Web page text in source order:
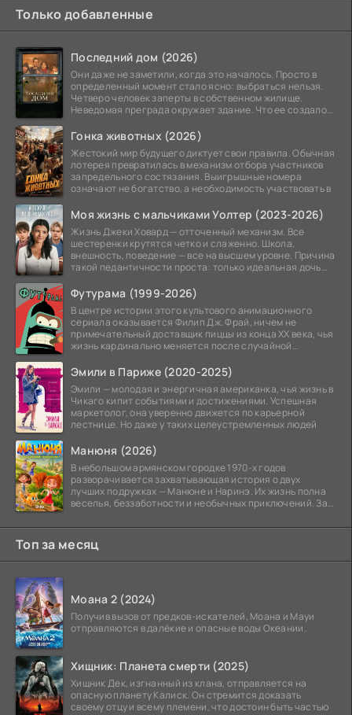
Только добавленные
Последний дом (2026)
Они даже не заметили, когда это началось. Просто в
определенный момент стало ясно: выбраться нельзя.
Четверо человек заперты в собственном жилище.
Неведомая преграда окружает здание. Что ее создало
Гонка животных (2026)
Жестокий мир будущего диктует свои правила. Обычная
лотерея превратилась в механизм отбора участников
запредельного состязания. Выигрышные номера
означают не богатство, а необходимость участвовать в
Моя жизнь с мальчиками Уолтер (2023-2026)
Жизнь Джеки Ховард — отточенный механизм. Все
шестеренки крутятся четко и слаженно. Школа,
внешность, поведение — все на высшем уровне. Причина
такой педантичности проста: только идеальная дочь
Футурама (1999-2026)
В центре истории этого культового анимационного
сериала оказывается Филип Дж. Фрай, ничем не
примечательный доставщик пиццы из конца XX века, чья
жизнь кардинально меняется после случайной
Эмили в Париже (2020-2025)
Эмили — молодая и энергичная американка, чья жизнь в
Чикаго кипит событиями и достижениями. Успешная
маркетолог, она уверенно движется по карьерной
лестнице. Но даже у таких целеустремленных людей
Манюня (2026)
В небольшом армянском городке 1970-х годов
разворачивается захватывающая история о двух
лучших подружках — Манюне и Наринэ. Их жизнь полна
веселья, беззаботности и необычных приключений. За
Топ за месяц
Моана 2 (2024)
Получив вызов от предков-искателей, Моана и Мауи
отправляются в далёкие и опасные воды Океании.
Хищник: Планета смерти (2025)
Хищник Дек, изгнанный из клана, отправляется на
опасную планету Калиск. Он стремится доказать
своему отцу и всему племени, что достоин быть частью